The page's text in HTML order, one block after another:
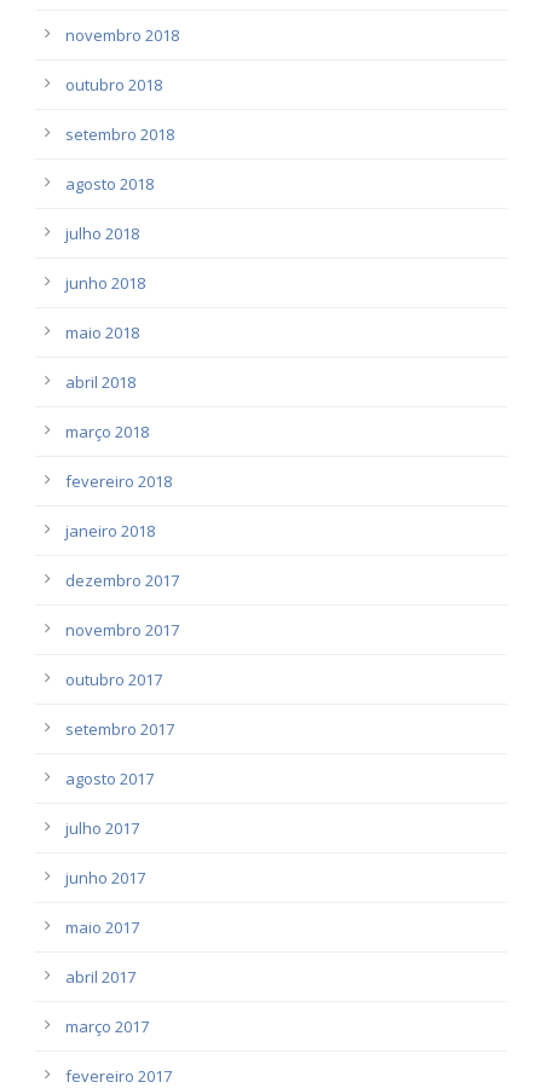
novembro 2018
outubro 2018
setembro 2018
agosto 2018
julho 2018
junho 2018
maio 2018
abril 2018
março 2018
fevereiro 2018
janeiro 2018
dezembro 2017
novembro 2017
outubro 2017
setembro 2017
agosto 2017
julho 2017
junho 2017
maio 2017
abril 2017
março 2017
fevereiro 2017